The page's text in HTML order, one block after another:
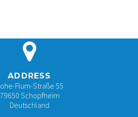


ADDRESS
Flum-Straße 55
79650 Schopfheim
Deutschland